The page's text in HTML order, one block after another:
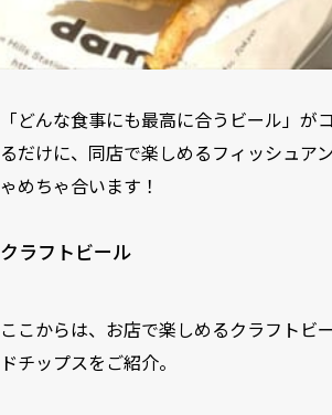
「どんな食事にも最高に合うビール」が
るだけに、同店で楽しめるフィッシュア
ゃめちゃ合います！
クラフトビール
ここからは、お店で楽しめるクラフトビ
ドチップスをご紹介。